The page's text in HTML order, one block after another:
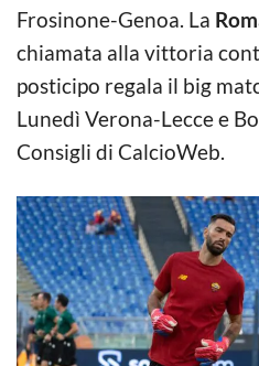
Frosinone-Genoa. La
chiamata alla vittoria
posticipo regala il big
Lunedì Verona-Lecce e
Consigli di CalcioWeb.